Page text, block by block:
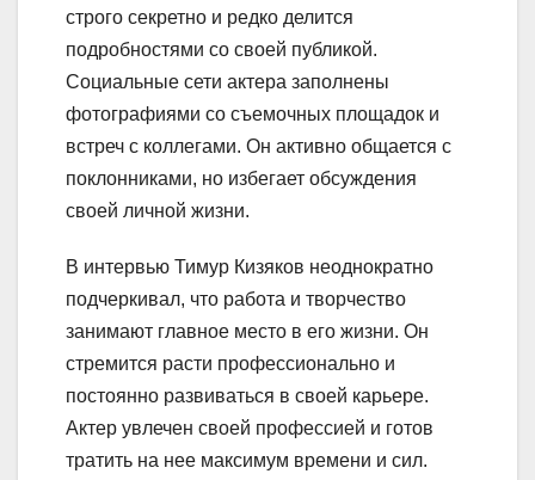
строго секретно и редко делится
подробностями со своей публикой.
Социальные сети актера заполнены
фотографиями со съемочных площадок и
встреч с коллегами. Он активно общается с
поклонниками, но избегает обсуждения
своей личной жизни.
В интервью Тимур Кизяков неоднократно
подчеркивал, что работа и творчество
занимают главное место в его жизни. Он
стремится расти профессионально и
постоянно развиваться в своей карьере.
Актер увлечен своей профессией и готов
тратить на нее максимум времени и сил.